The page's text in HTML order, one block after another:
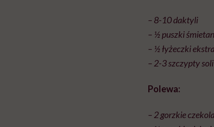
– 8-10 daktyli
– ½ puszki
– ½ łyżeczki
– 2-3 szczypty
Polewa:
– 2 gorzkie